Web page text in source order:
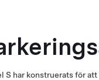
S har konstruerats för